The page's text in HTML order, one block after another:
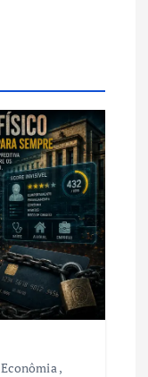
Econômia,